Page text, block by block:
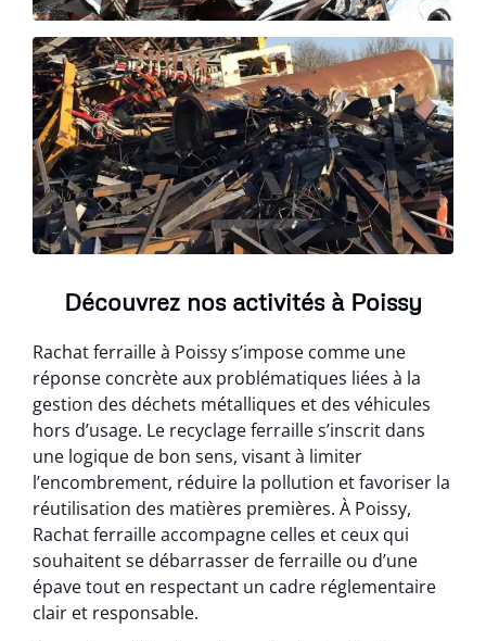
Découvrez nos activités à Poissy
Rachat ferraille à Poissy s’impose comme une
réponse concrète aux problématiques liées à la
gestion des déchets métalliques et des véhicules
hors d’usage. Le recyclage ferraille s’inscrit dans
une logique de bon sens, visant à limiter
l’encombrement, réduire la pollution et favoriser la
réutilisation des matières premières. À Poissy,
Rachat ferraille accompagne celles et ceux qui
souhaitent se débarrasser de ferraille ou d’une
épave tout en respectant un cadre réglementaire
clair et responsable.